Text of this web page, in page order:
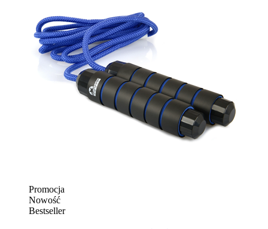
Promocja
Nowość
Bestseller